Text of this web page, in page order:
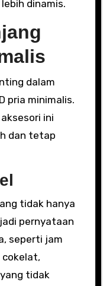
dinamis.
dalam
pria minimalis.
ini
dan tetap
tidak hanya
pernyataan
seperti jam
tidak